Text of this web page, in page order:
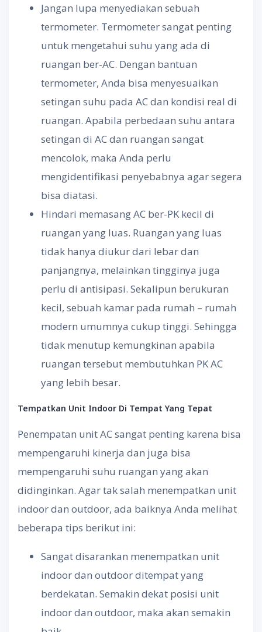
Jangan lupa menyediakan sebuah
termometer. Termometer sangat penting
untuk mengetahui suhu yang ada di
ruangan ber-AC. Dengan bantuan
termometer, Anda bisa menyesuaikan
setingan suhu pada AC dan kondisi real di
ruangan. Apabila perbedaan suhu antara
setingan di AC dan ruangan sangat
mencolok, maka Anda perlu
mengidentifikasi penyebabnya agar segera
bisa diatasi.
Hindari memasang AC ber-PK kecil di
ruangan yang luas. Ruangan yang luas
tidak hanya diukur dari lebar dan
panjangnya, melainkan tingginya juga
perlu di antisipasi. Sekalipun berukuran
kecil, sebuah kamar pada rumah – rumah
modern umumnya cukup tinggi. Sehingga
tidak menutup kemungkinan apabila
ruangan tersebut membutuhkan PK AC
yang lebih besar.
Tempatkan Unit Indoor Di Tempat Yang Tepat
Penempatan unit AC sangat penting karena bisa
mempengaruhi kinerja dan juga bisa
mempengaruhi suhu ruangan yang akan
didinginkan. Agar tak salah menempatkan unit
indoor dan outdoor, ada baiknya Anda melihat
beberapa tips berikut ini:
Sangat disarankan menempatkan unit
indoor dan outdoor ditempat yang
berdekatan. Semakin dekat posisi unit
indoor dan outdoor, maka akan semakin